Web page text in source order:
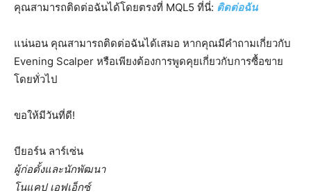
คุณสามารถติดต่อฉันได้โดยตรงที่ MQL5 ที่นี่: ติดต่อฉัน
แน่นอน คุณสามารถติดต่อฉันได้เสมอ หากคุณมีคำถามเกี่ยวกับ
Evening Scalper หรือเพียงต้องการพูดคุยเกี่ยวกับการซื้อขาย
โดยทั่วไป
ขอให้มีวันที่ดี!
บียอร์น ลาร์เซ่น
ผู้ก่อตั้งและนักพัฒนา
โนแคป เอฟเอ็กซ์